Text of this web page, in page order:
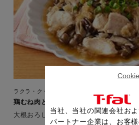
ラクラ・クッカー ミニ
鶏むね肉ときのこのみぞれ煮
大根おろしでさっぱり 高たんぱく・低
当社、当社の関連会社お
パートナー企業は、お客